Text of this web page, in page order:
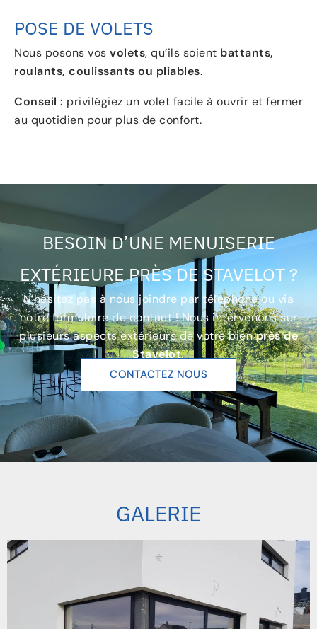
POSE DE VOLETS
Nous posons vos volets, qu’ils soient battants,
roulants, coulissants ou pliables.
Conseil : privilégiez un volet facile à ouvrir et fermer
au quotidien pour plus de confort.
BESOIN D’UNE MENUISERIE
EXTÉRIEURE PRÈS DE STAVELOT ?
N’hésitez pas à nous joindre par téléphone ou via
notre formulaire de contact ! Nous intervenons sur
plusieurs aspects extérieurs de votre bienprès de
Stavelot.
CONTACTEZ NOUS
GALERIE